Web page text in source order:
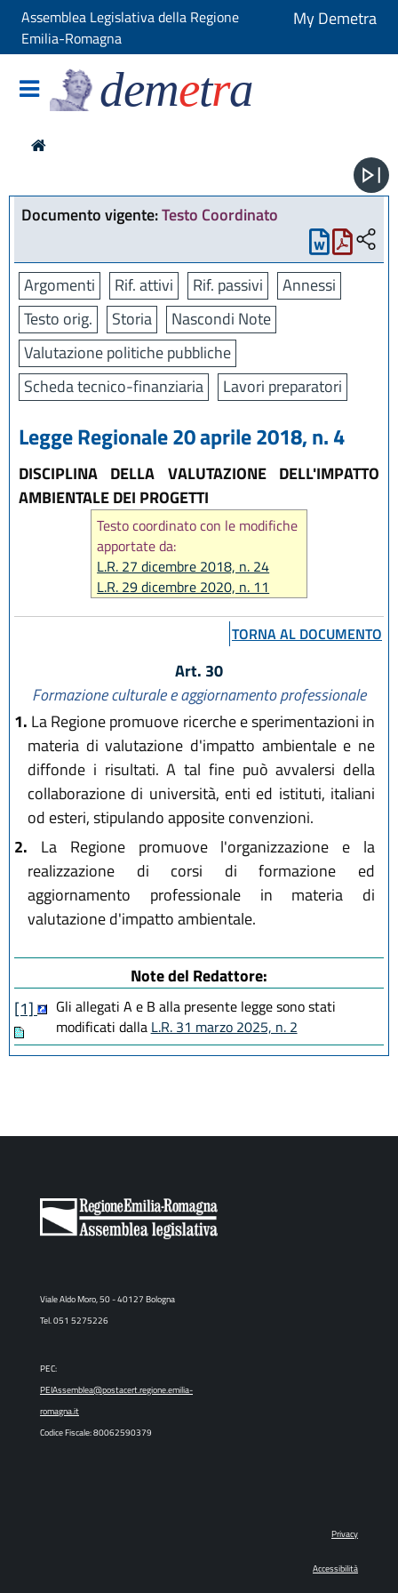
Assemblea Legislativa della Regione
Emilia-Romagna
My Demetra
demetra
Documento vigente:Testo Coordinato
Argomenti Rif. attivi Rif. passivi
Annessi
Testo orig.
Storia
Nascondi Note
Valutazione politiche pubbliche
Scheda tecnico-finanziaria
Lavori preparatori
Legge Regionale 20 aprile 2018, n. 4
DISCIPLINA DELLA VALUTAZIONE DELL'IMPATTO
AMBIENTALE DEI PROGETTI
Testo coordinato con le modifiche
apportate da:
L.R. 27 dicembre 2018, n. 24
L.R. 29 dicembre 2020, n. 11
L.R. 14 giugno 2024, n. 7
L.R. 28 luglio 2026, n. 9
TORNA AL DOCUMENTO
Art. 30
Formazione culturale e aggiornamento professionale
1. La Regione promuove ricerche e sperimentazioni in
materia di valutazione d'impatto ambientale e ne
diffonde i risultati. A tal fine può avvalersi della
collaborazione di università, enti ed istituti, italiani
od esteri, stipulando apposite convenzioni.
2. La Regione promuove l'organizzazione e la
realizzazione di corsi di formazione ed
aggiornamento professionale in materia di
valutazione d'impatto ambientale.
Note del Redattore:
[1]
Gli allegati A e B alla presente legge sono stati
modificati dalla L.R. 31 marzo 2025, n. 2
Viale Aldo Moro, 50 - 40127 Bologna
Tel. 051 5275226
PEC:
PEIAssemblea@postacert.regione.emilia-
romagna.it
Codice Fiscale: 80062590379
Privacy
Accessibilità